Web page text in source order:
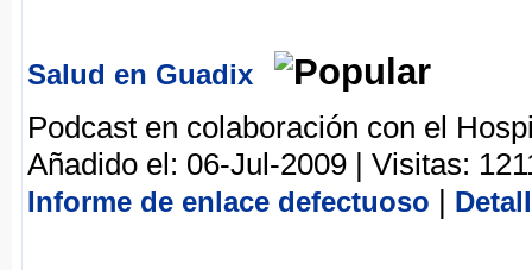
Salud en Guadix
Podcast en colaboración con el
Añadido el: 06-Jul-2009 | Visitas:
Informe de enlace defectuoso |